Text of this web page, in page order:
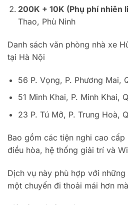
200K + 10K (Phụ phí nhiên
Thao, Phù Ninh
Danh sách văn phòng nhà xe
tại Hà Nội
56 P. Vọng, P. Phương Mai,
51 Minh Khai, P. Minh Khai,
23 P. Tú Mỡ, P. Trung Hoà,
Bao gồm các tiện nghi cao
điều hòa, hệ thống giải trí và
Dịch vụ này phù hợp với
một chuyến đi thoải mái hơn